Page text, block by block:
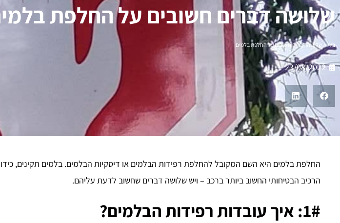
שלושה דברים חשובים על החלפת
בית>שלושה דברים חשובים על החלפת בלמים
23/08/2022
החלפת בלמים היא השם המקובל להחלפת רפידות הבלמים או דיסקיות הבלמים. בלמים תקינים,
הרכיב הבטיחותי החשוב ביותר ברכב – ויש שלושה דברים שחשוב לדעת עליהם.
1#: איך עובדות רפידות הבלמים?